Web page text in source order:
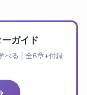
ガイド
べる | 全6章+付録